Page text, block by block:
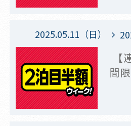
2025.05.11（日）
間